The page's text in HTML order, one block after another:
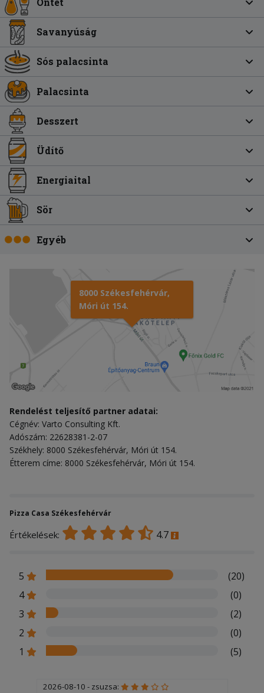
Savanyúság
Sós palacsinta
Palacsinta
Desszert
Üdítő
Energiaital
Sör
Egyéb
8000 Székesfehérvár,
Móri út 154.
Rendelést teljesítő partner adatai:
Cégnév: Varto Consulting Kft.
Adószám: 22628381-2-07
Székhely: 8000 Székesfehérvár, Móri út 154.
Étterem címe: 8000 Székesfehérvár, Móri út 154.
Pizza Casa Székesfehérvár
Értékelések: 4.7
5
(20)
4
(0)
3
(2)
2
(0)
1
(5)
2026-08-10 - zsuzsa: